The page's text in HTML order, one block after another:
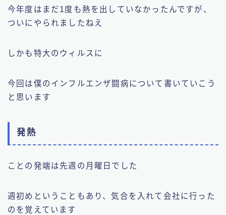
今年度はまだ1度も熱を出していなかったんですが、
ついにやられましたねえ
しかも特大のウィルスに
今回は僕のインフルエンザ闘病について書いていこう
と思います
発熱
ことの発端は先週の月曜日でした
週初めということもあり、気合を入れて会社に行った
のを覚えています